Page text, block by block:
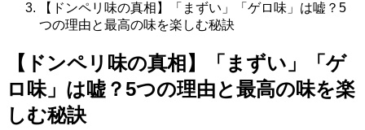
【ドンペリ味の真相】「まずい」「ゲロ味」は嘘？5
つの理由と最高の味を楽しむ秘訣
【ドンペリ味の真相】「まずい」「ゲ
ロ味」は嘘？5つの理由と最高の味を楽
しむ秘訣